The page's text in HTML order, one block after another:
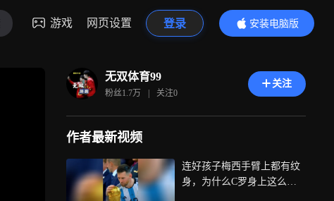
游戏 网页设置 登录
安装电脑版
内容更精彩
无双体育99
粉丝1.7万 | 关注0
关注
作者最新视频
连好孩子梅西手臂上都有纹
身，为什么C罗身上这么干